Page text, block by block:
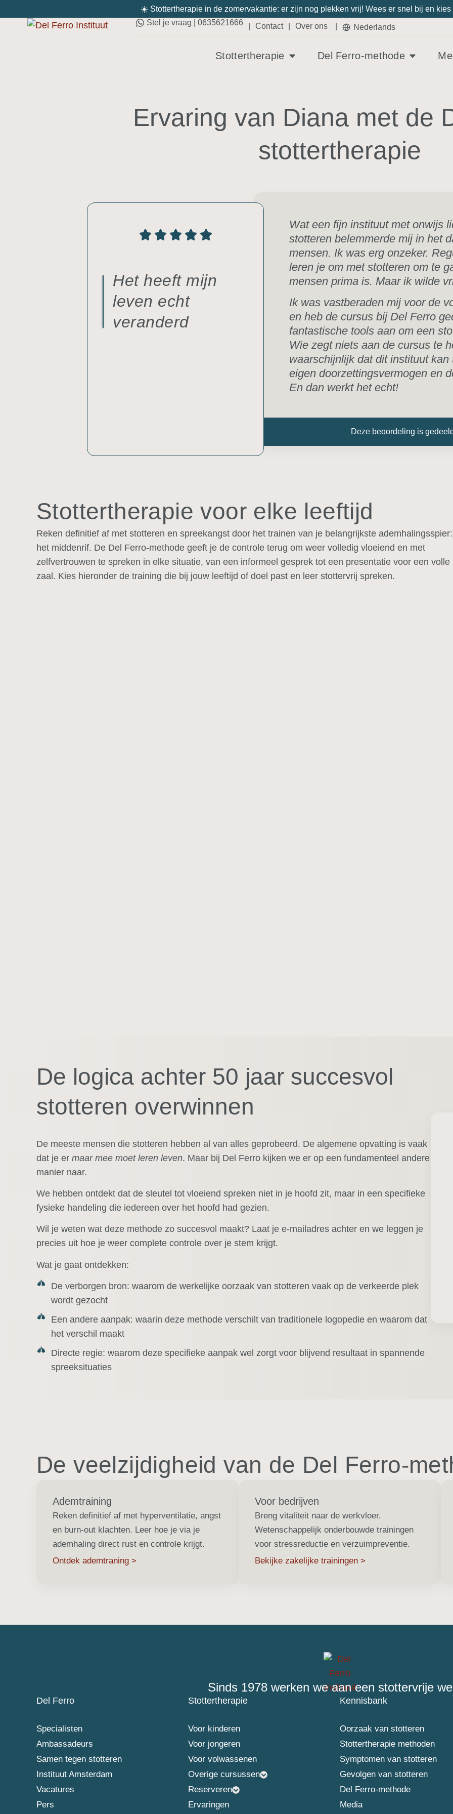
☀️ Stottertherapie in de zomervakantie: er zijn nog plekken vrij! Wees er snel bij en
Stel je vraag | 0635621666
Contact Over ons Nederlands
Stottertherapie Del Ferro-methode
Ervaring van Diana met de
stottertherapie
Het heeft mijn
leven echt
veranderd
Wat een fijn instituut met onwijs
stotteren belemmerde mij in het
mensen. Ik was erg onzeker.
leren je om met stotteren om te
mensen prima is. Maar ik wilde
Ik was vastberaden mij voor de
en heb de cursus bij Del Ferro
fantastische tools aan om een
Wie zegt niets aan de cursus te
waarschijnlijk dat dit instituut
eigen doorzettingsvermogen en
En dan werkt het echt!
Deze beoordeling is
Stottertherapie voor elke leeftijd
Reken definitief af met stotteren en spreekangst door het trainen van je belangrijkste ademhalingsspier:
het middenrif. De Del Ferro-methode geeft je de controle terug om weer volledig vloeiend en met
zelfvertrouwen te spreken in elke situatie, van een informeel gesprek tot een presentatie voor een volle
zaal. Kies hieronder de training die bij jouw leeftijd of doel past en leer stottervrij spreken.
De logica achter 50 jaar succesvol
stotteren overwinnen
De meeste mensen die stotteren hebben al van alles geprobeerd. De algemene opvatting is vaak
dat je er maar mee moet leren leven. Maar bij Del Ferro kijken we er op een fundamenteel andere
manier naar.
We hebben ontdekt dat de sleutel tot vloeiend spreken niet in je hoofd zit, maar in een specifieke
fysieke handeling die iedereen over het hoofd had gezien.
Wil je weten wat deze methode zo succesvol maakt? Laat je e-mailadres achter en we leggen je
precies uit hoe je weer complete controle over je stem krijgt.
Wat je gaat ontdekken:
De verborgen bron: waarom de werkelijke oorzaak van stotteren vaak op de verkeerde plek
wordt gezocht
Een andere aanpak: waarin deze methode verschilt van traditionele logopedie en waarom dat
het verschil maakt
Directe regie: waarom deze specifieke aanpak wel zorgt voor blijvend resultaat in spannende
spreeksituaties
De veelzijdigheid van de Del Ferro-
Ademtraining
Reken definitief af met hyperventilatie, angst
en burn-out klachten. Leer hoe je via je
ademhaling direct rust en controle krijgt.
Ontdek ademtraning >
Voor bedrijven
Breng vitaliteit naar de werkvloer.
Wetenschappelijk onderbouwde trainingen
voor stressreductie en verzuimpreventie.
Bekijke zakelijke trainingen >
Sinds 1978 werken we aan een stottervrije
Del Ferro
Specialisten
Ambassadeurs
Samen tegen stotteren
Instituut Amsterdam
Vacatures
Pers
Stottertherapie
Voor kinderen
Voor jongeren
Voor volwassenen
Overige cursussen
Reserveren
Ervaringen
Kennisbank
Oorzaak van stotteren
Stottertherapie methoden
Symptomen van stotteren
Gevolgen van stotteren
Del Ferro-methode
Media